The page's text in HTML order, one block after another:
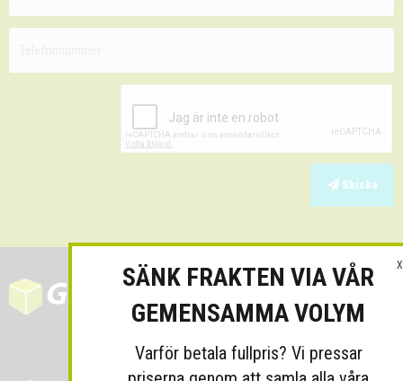
Skicka
X
SÄNK FRAKTEN VIA VÅR
GEMENSAMMA VOLYM
Varför betala fullpris? Vi pressar